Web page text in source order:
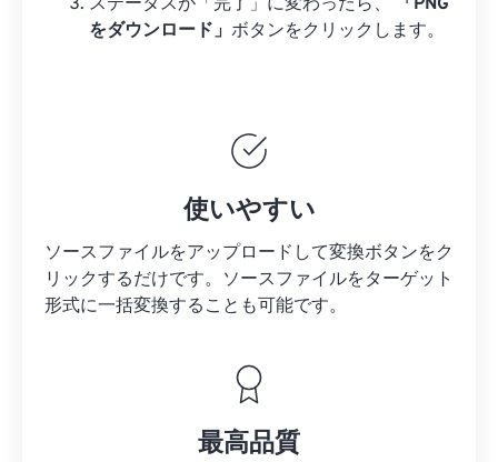
ステータスが「完了」に変わったら、
「PNG
をダウンロード」 ボタンをクリックします。
使いやすい
ソースファイルをアップロードして変換ボタンをク
リックするだけです。 ソースファイルをターゲット
形式に一括変換することも可能です。
最高品質